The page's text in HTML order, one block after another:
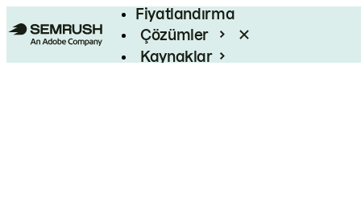
Fiyatlandırma
Çözümler
Kaynaklar